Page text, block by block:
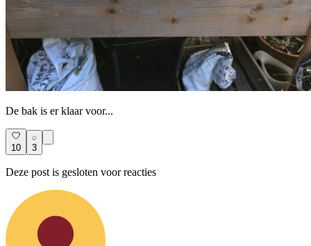
De bak is er klaar voor...
10 3
Deze post is gesloten voor reacties